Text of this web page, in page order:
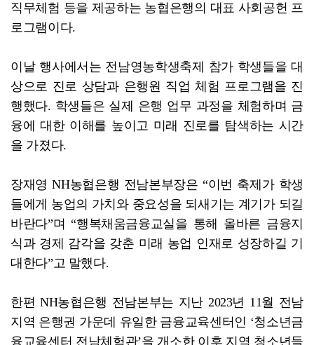
직무체험 등을 제공하는 농협은행의 대표 사회공헌 프
로그램이다.
이날 행사에서는 전남영농학생축제 참가 학생들을 대
상으로 진로 상담과 은행원 직업 체험 프로그램을 진
행했다. 학생들은 실제 은행 업무 과정을 체험하며 금
융에 대한 이해를 높이고 미래 진로를 탐색하는 시간
을 가졌다.
장재영 NH농협은행 전남본부장은 “이번 축제가 학생
들에게 농업의 가치와 중요성을 되새기는 계기가 되길
바란다”며 “행복채움금융교실을 통해 올바른 금융지
식과 경제 감각을 갖춘 미래 농업 인재로 성장하길 기
대한다”고 말했다.
한편 NH농협은행 전남본부는 지난 2023년 11월 전남
지역 은행권 가운데 유일한 금융교육센터인 ‘청소년금
융교육센터 전남체험관’을 개소한 이후 지역 청소년들